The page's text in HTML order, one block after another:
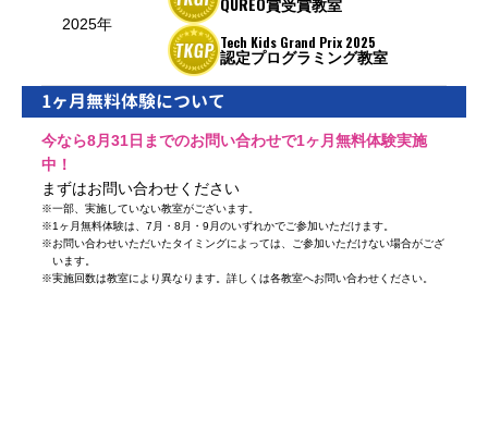
2025年
Tech Kids Grand Prix 2025
認定プログラミング教室
1ヶ月無料体験について
今なら8月31日までのお問い合わせで1ヶ月無料体験実施
中！
まずはお問い合わせください
※一部、実施していない教室がございます。
※1ヶ月無料体験は、7月・8月・9月のいずれかでご参加いただけます。
※お問い合わせいただいたタイミングによっては、ご参加いただけない場合がござ
います。
※実施回数は教室により異なります。詳しくは各教室へお問い合わせください。